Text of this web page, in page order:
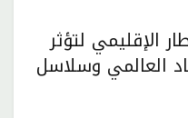
الإقليمي لتؤثر
العالمي وسلاسل